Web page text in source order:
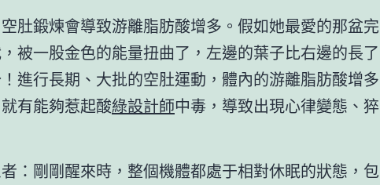
肚鍛煉會導致游離脂肪酸增多。假如她最愛的那盆完
被一股金色的能量扭曲了，左邊的葉子比右邊的長了
進行長期、大批的空肚運動，體內的游離脂肪酸增多
有能夠惹起酸綠設計師中毒，導致出現心律變態、猝
：剛剛醒來時，整個機體都處于相對休眠的狀態，包